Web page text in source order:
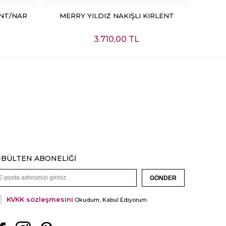
NAR
MERRY YILDIZ NAKIŞLI KIRLENT
3.710,00 TL
ABONELİĞİ
KVKK sözleşmesini Okudum, Kabul Ediyorum.